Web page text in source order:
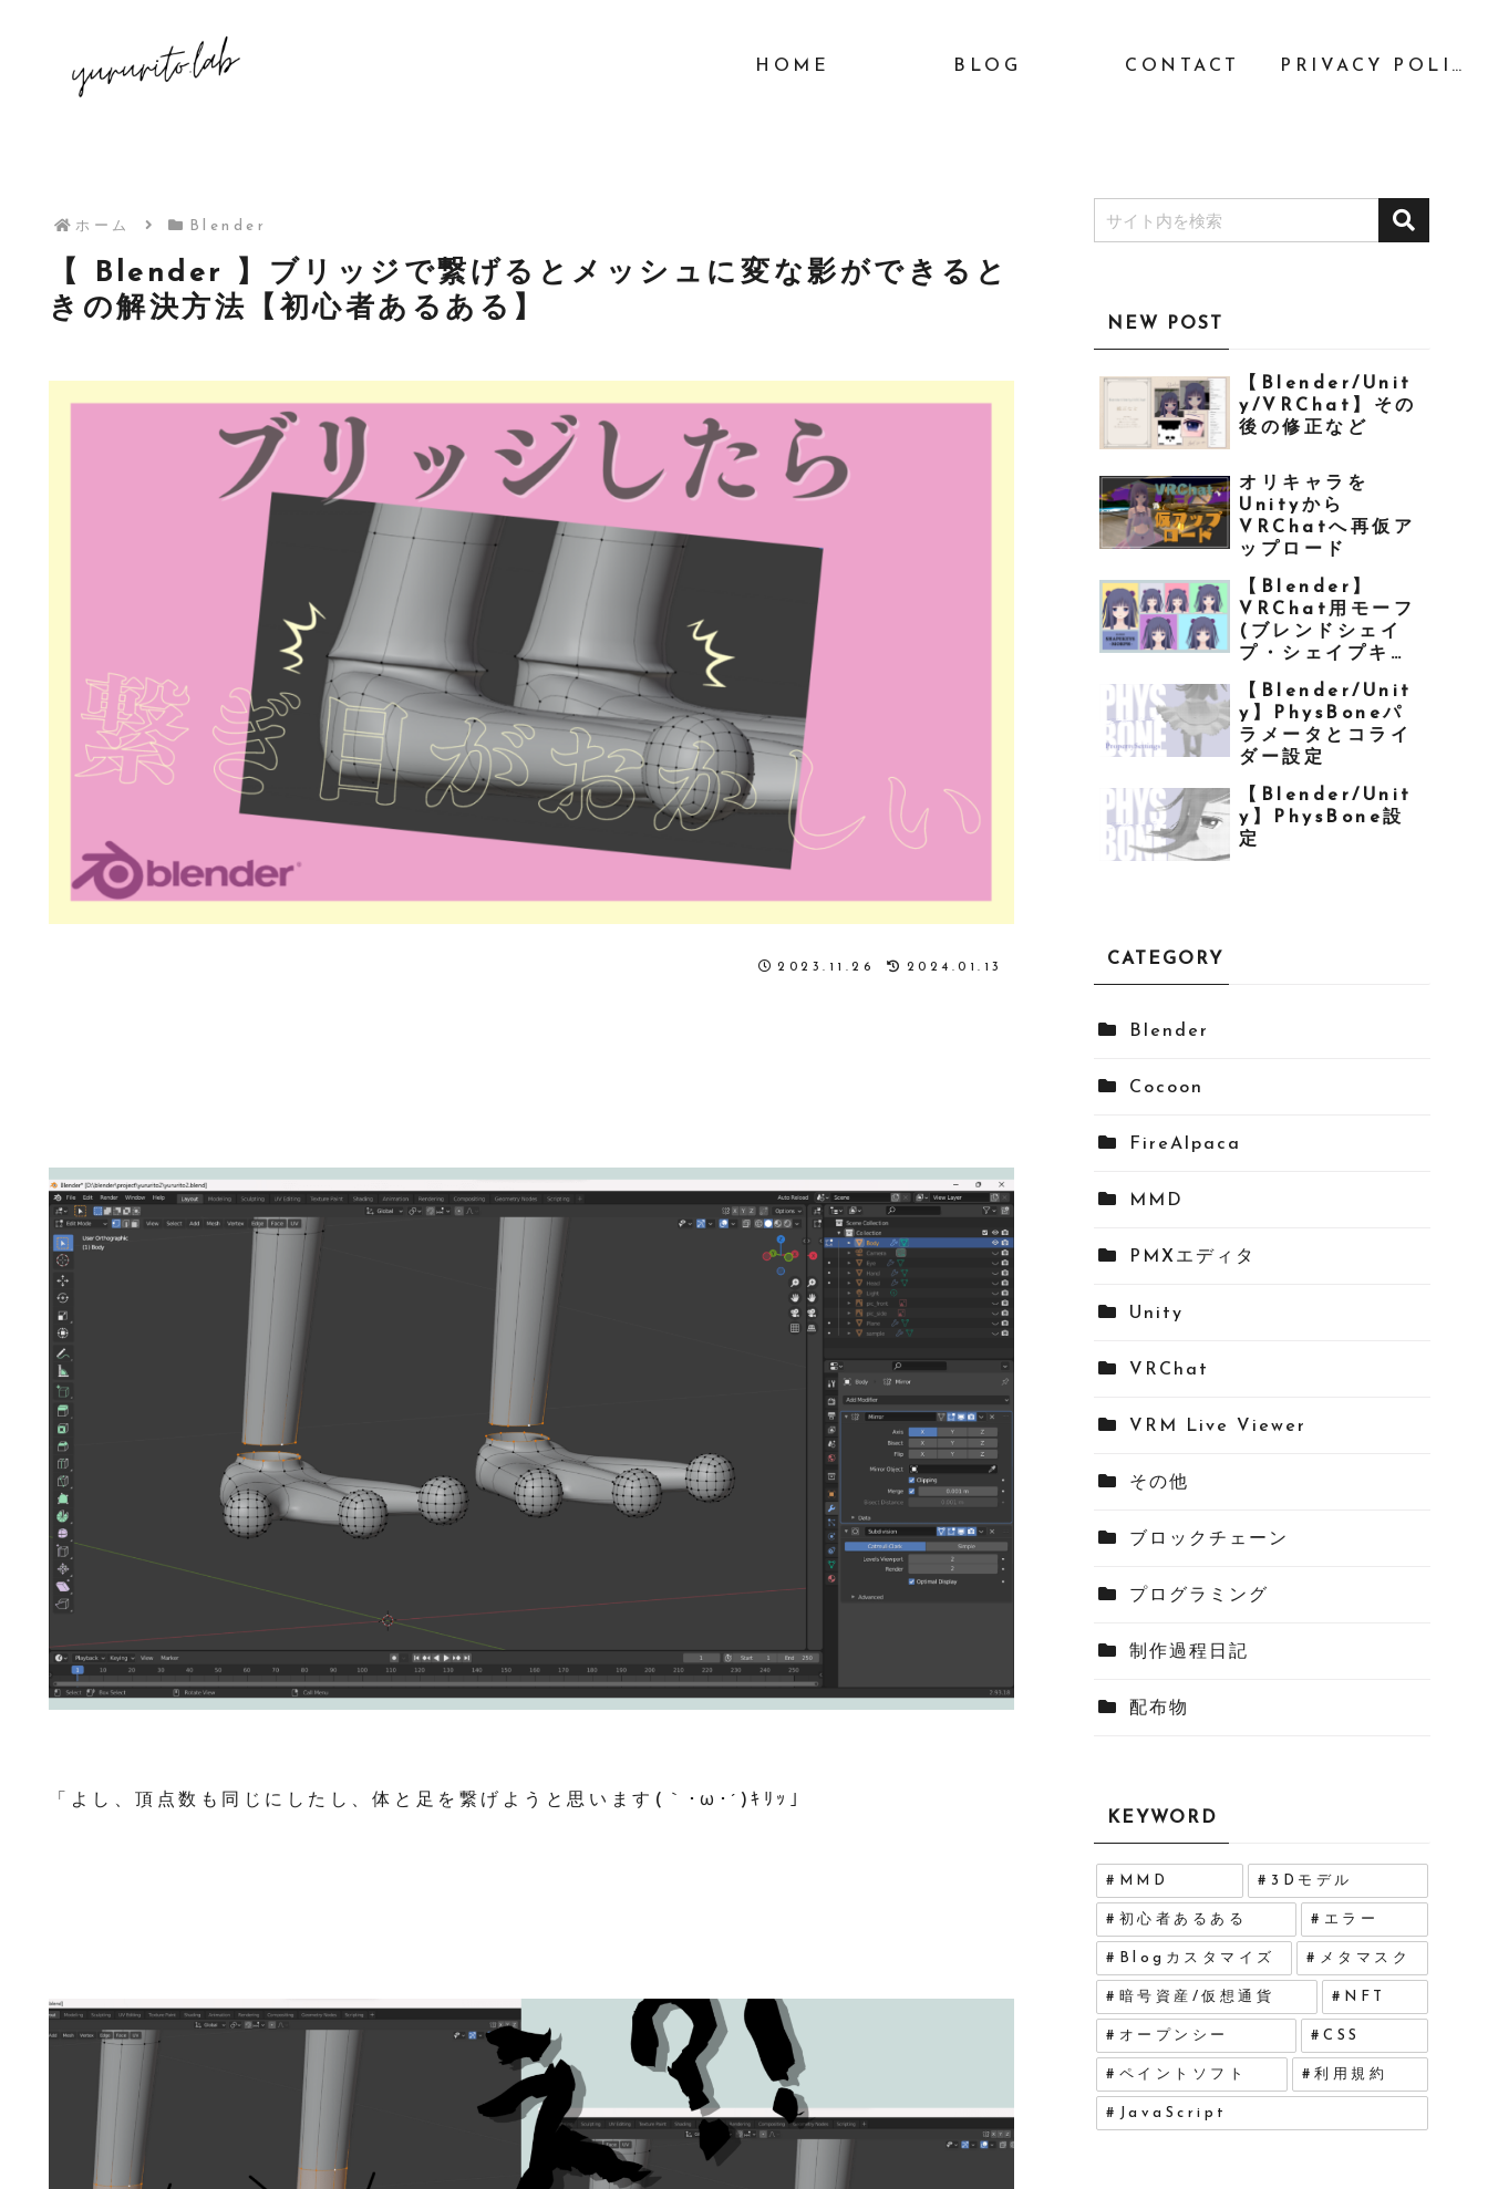
HOME BLOG CONTACT PRIVACY POLICY
ホーム Blender
【 Blender 】ブリッジで繋げるとメッシュに変な影ができると
きの解決方法【初心者あるある】
2023.11.26 2024.01.13
「よし、頂点数も同じにしたし、体と足を繋げようと思います(｀･ω･´)ｷﾘｯ」
NEW POST
【Blender/Unit
y/VRChat】その
後の修正など
オリキャラを
Unityから
VRChatへ再仮ア
ップロード
【Blender】
VRChat用モーフ
(ブレンドシェイ
プ・シェイプキー)
【Blender/Unit
y】PhysBoneパ
ラメータとコライ
ダー設定
【Blender/Unit
y】PhysBone設
定
CATEGORY
Blender
Cocoon
FireAlpaca
MMD
PMXエディタ
Unity
VRChat
VRM Live Viewer
その他
ブロックチェーン
プログラミング
制作過程日記
配布物
KEYWORD
MMD 3Dモデル
初心者あるある エラー
Blogカスタマイズ メタマスク
暗号資産/仮想通貨 NFT
オープンシー CSS
ペイントソフト 利用規約
JavaScript